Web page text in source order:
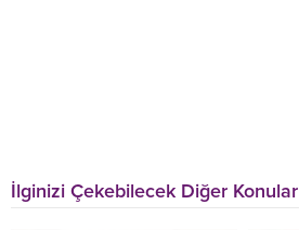
İlginizi Çekebilecek Diğer Konular